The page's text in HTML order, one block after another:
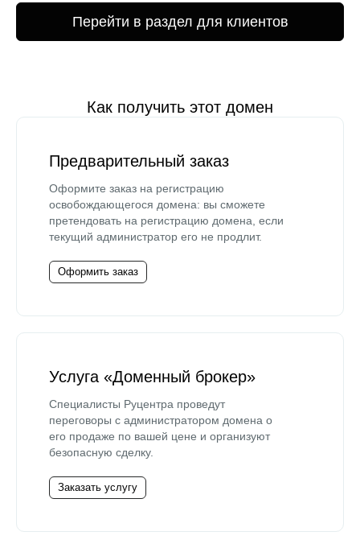
Перейти в раздел для клиентов
Как получить этот домен
Предварительный заказ
Оформите заказ на регистрацию
освобождающегося домена: вы сможете
претендовать на регистрацию домена, если
текущий администратор его не продлит.
Оформить заказ
Услуга «Доменный брокер»
Специалисты Руцентра проведут
переговоры с администратором домена о
его продаже по вашей цене и организуют
безопасную сделку.
Заказать услугу